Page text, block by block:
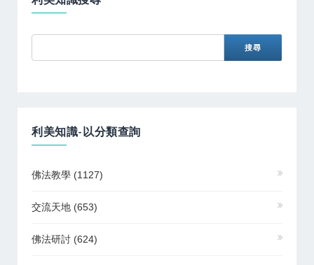
利美知識-以分類查詢
佛法教學 (1127)
交流天地 (653)
佛法研討 (624)